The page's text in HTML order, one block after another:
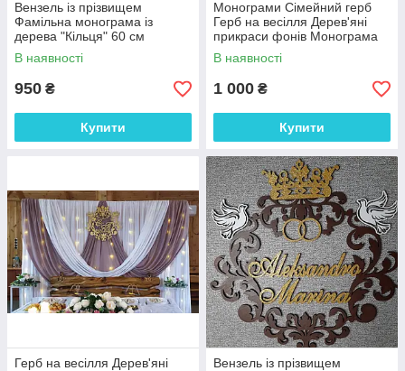
Вензель із прізвищем
Фамільна монограма із
дерева "Кільця" 60 см
В наявності
950 ₴
Купити
Монограми Сімейний герб
Герб на весілля Дерев'яні
прикраси фонів Монограма
50 см
В наявності
1 000 ₴
Купити
Герб на весілля Дерев'яні
Вензель із прізвищем